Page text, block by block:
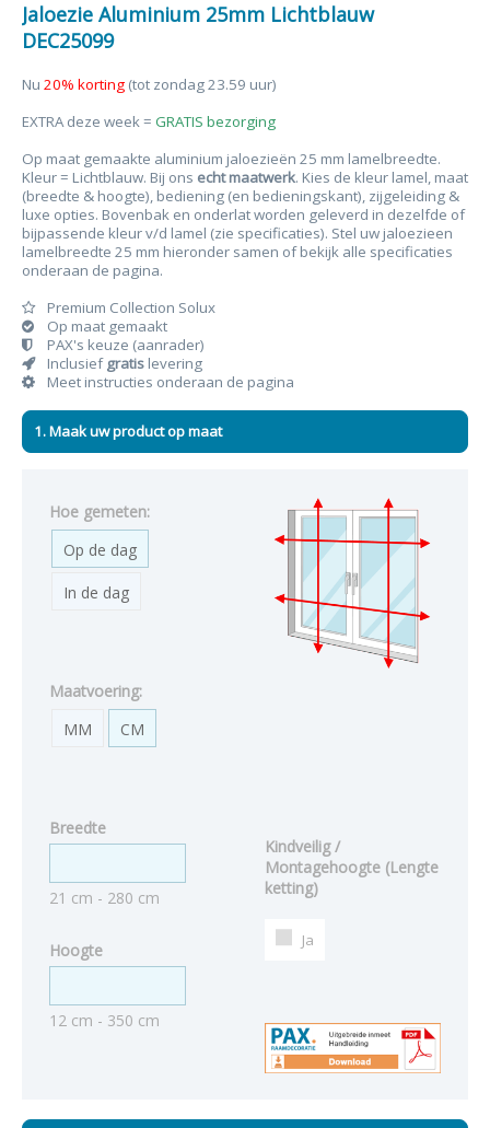
Jaloezie Aluminium 25mm Lichtblauw
DEC25099
Nu 20% korting (tot zondag 23.59 uur)
EXTRA deze week = GRATIS bezorging
Op maat gemaakte aluminium jaloezieën 25 mm lamelbreedte.
Kleur = Lichtblauw. Bij ons echt maatwerk. Kies de kleur lamel, maat
(breedte & hoogte), bediening (en bedieningskant), zijgeleiding &
luxe opties. Bovenbak en onderlat worden geleverd in dezelfde of
bijpassende kleur v/d lamel (zie specificaties). Stel uw jaloezieen
lamelbreedte 25 mm hieronder samen of bekijk alle specificaties
onderaan de pagina.
Premium Collection Solux
Op maat gemaakt
PAX's keuze (aanrader)
Inclusiefgratis levering
Meet instructies onderaan de pagina
1. Maak uw product op maat
Hoe gemeten:
Op de dag
In de dag
Maatvoering:
MM
CM
Breedte
21 cm - 280 cm
Hoogte
12 cm - 350 cm
Kindveilig /
Montagehoogte (Lengte
ketting)
Ja